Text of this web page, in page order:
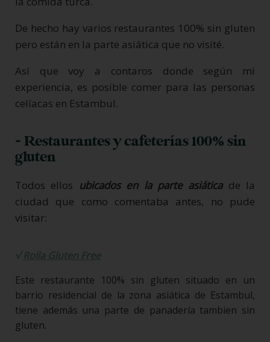
De hecho hay varios restaurantes 100% sin gluten
pero están en la parte asiática que no visité.
Así que voy a contaros donde según mi
experiencia, es posible comer para las personas
celíacas en Estambul.
- Restaurantes y cafeterías 100% sin
gluten
Todos ellos ubicados en la parte asiáticade la
ciudad que como comentaba antes, no pude
visitar:
√Rolla Gluten Free
Este restaurante 100% sin gluten situado en un
barrio residencial de la zona asiática de Estambul,
tiene además una parte de panadería tambien sin
gluten.